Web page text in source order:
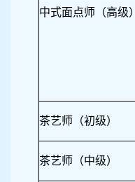
中式面点师（高级）
茶艺师（初级）
茶艺师（中级）